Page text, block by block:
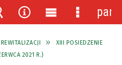
XIII POSIEDZENIE
2021 R.)
Narzędzia
Menu
główne
Menu